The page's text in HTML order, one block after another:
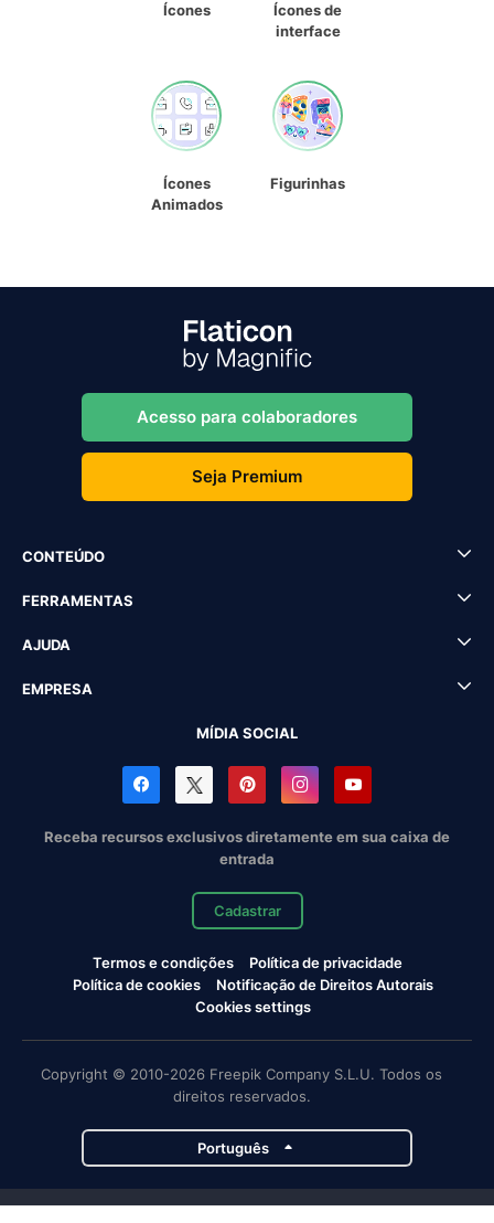
Ícones
Ícones de
interface
Ícones
Animados
Figurinhas
Acesso para colaboradores
Seja Premium
CONTEÚDO
FERRAMENTAS
AJUDA
EMPRESA
MÍDIA SOCIAL
Receba recursos exclusivos diretamente em sua caixa de
entrada
Cadastrar
Termos e condições
Política de privacidade
Política de cookies
Notificação de Direitos Autorais
Cookies settings
Copyright © 2010-2026 Freepik Company S.L.U. Todos os
direitos reservados.
Português